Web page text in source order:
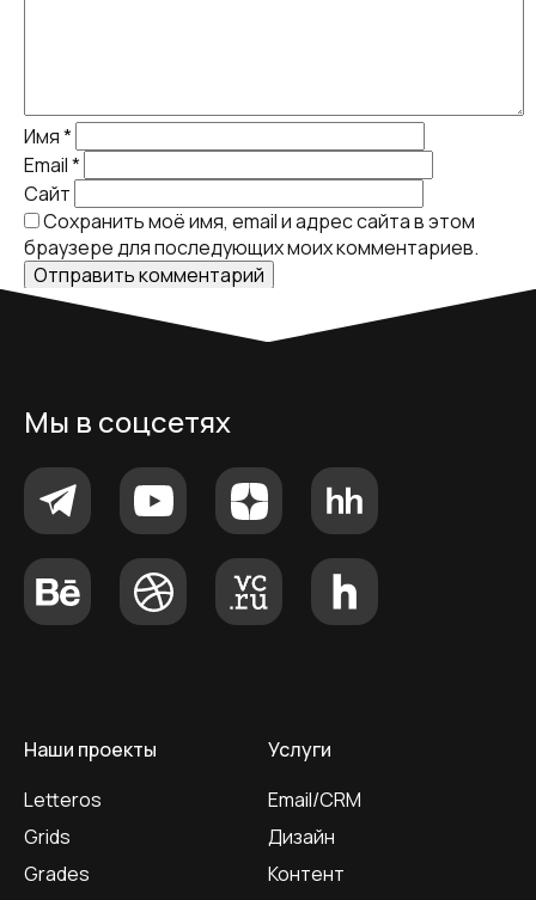
Имя*
Email*
Сайт
Сохранить моё имя, email и адрес сайта в этом
браузере для последующих моих комментариев.
Мы в соцсетях
Наши проекты
Letteros
Grids
Grades
Услуги
Email/CRM
Дизайн
Контент